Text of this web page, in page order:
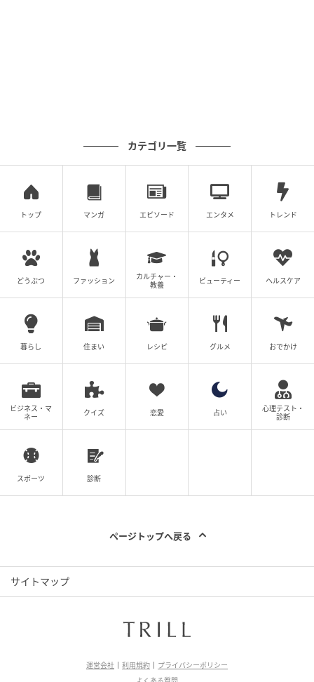
「はぁ、下手くそ」
あまりにも信じがたい一言に、呆然とする男性。さら
に、男性店員までもが続けてこう言いました。
「ちゃんと映えるように撮ってもらわないと」
その言葉に、ついに男性は我慢できず――
カテゴリ一覧
トップ マンガ エピソード エンタメ トレンド
どうぶつ ファッション
カルチャー・
教養
ビューティー ヘルスケア
暮らし 住まい レシピ グルメ おでかけ
ビジネス・マ
ネー
クイズ 恋愛 占い
心理テスト・
診断
スポーツ 診断
ページトップへ戻る
サイトマップ
運営会社 利用規約
プライバシーポリシー